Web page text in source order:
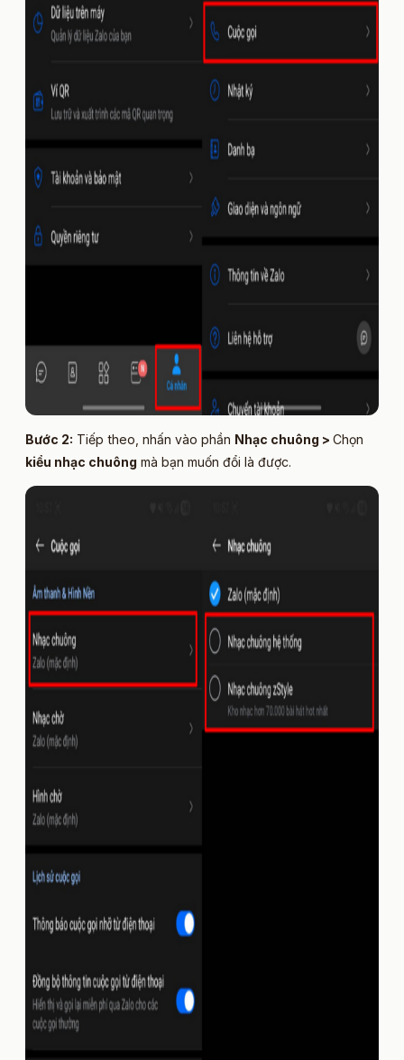
Bước 2: Tiếp theo, nhấn vào phần Nhạc chuông > Chọn
kiểu nhạc chuông mà bạn muốn đổi là được.